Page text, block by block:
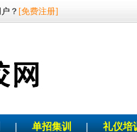
？ [免费注册]
单招集训 礼仪培